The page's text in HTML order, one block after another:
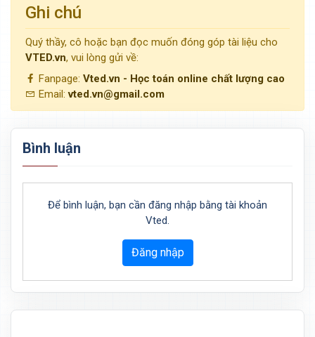
Ghi chú
Quý thầy, cô hoặc bạn đọc muốn đóng góp tài liệu cho
VTED.vn, vui lòng gửi về:
Fanpage: Vted.vn - Học toán online chất lượng cao
Email:vted.vn@gmail.com
Bình luận
Để bình luận, bạn cần đăng nhập bằng tài khoản
Vted.
Đăng nhập